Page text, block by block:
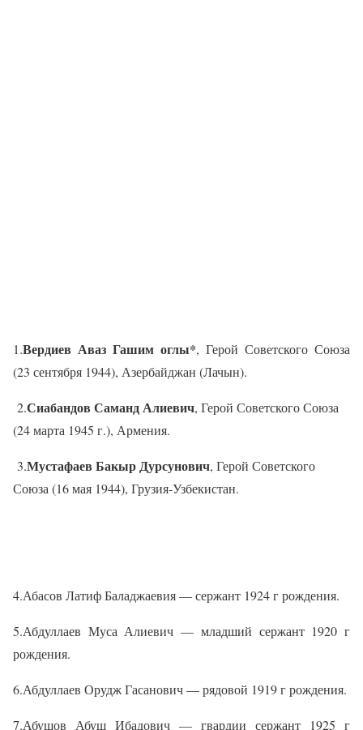
1.Вердиев Аваз Гашим оглы*, Герой Советского Союза
(23 сентября 1944), Азербайджан (Лачын).
2.Сиабандов Саманд Алиевич, Герой Советского Союза
(24 марта 1945 г.), Армения.
3.Мустафаев Бакыр Дурсунович, Герой Советского
Союза (16 мая 1944), Грузия-Узбекистан.
4.Абасов Латиф Баладжаевия — сержант 1924 г рождения.
5.Абдуллаев Муса Алиевич — младший сержант 1920 г
рождения.
6.Абдуллаев Орудж Гасанович — рядовой 1919 г рождения.
7.Абушов Абуш Ибадович — гвардии сержант 1925 г